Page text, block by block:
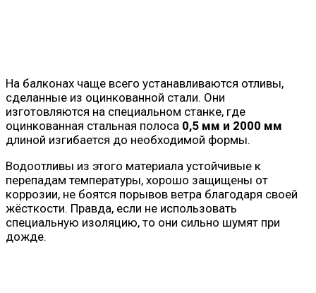
На балконах чаще всего устанавливаются отливы,
сделанные из оцинкованной стали. Они
изготовляются на специальном станке, где
оцинкованная стальная полоса 0,5 мм и 2000 мм
длиной изгибается до необходимой формы.
Водоотливы из этого материала устойчивые к
перепадам температуры, хорошо защищены от
коррозии, не боятся порывов ветра благодаря своей
жёсткости. Правда, если не использовать
специальную изоляцию, то они сильно шумят при
дожде.